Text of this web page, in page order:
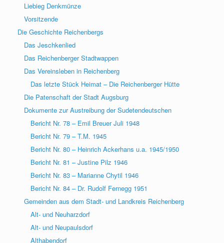
Liebieg Denkmünze
Vorsitzende
Die Geschichte Reichenbergs
Das Jeschkenlied
Das Reichenberger Stadtwappen
Das Vereinsleben in Reichenberg
Das letzte Stück Heimat – Die Reichenberger Hütte
Die Patenschaft der Stadt Augsburg
Dokumente zur Austreibung der Sudetendeutschen
Bericht Nr. 78 – Emil Breuer Juli 1948
Bericht Nr. 79 – T.M. 1945
Bericht Nr. 80 – Heinrich Ackerhans u.a. 1945/1950
Bericht Nr. 81 – Justine Pilz 1946
Bericht Nr. 83 – Marianne Chytil 1946
Bericht Nr. 84 – Dr. Rudolf Fernegg 1951
Gemeinden aus dem Stadt- und Landkreis Reichenberg
Alt- und Neuharzdorf
Alt- und Neupaulsdorf
Althabendorf